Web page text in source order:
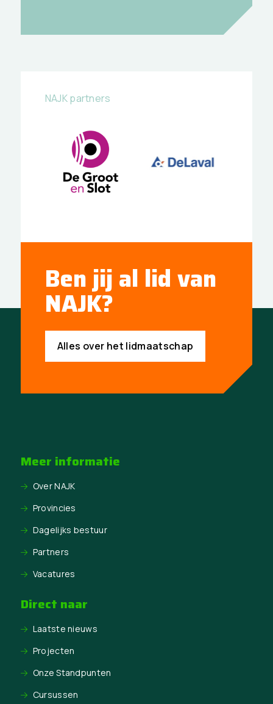
NAJK partners
Ben jij al lid van
NAJK?
Alles over het lidmaatschap
Meer informatie
Over NAJK
Provincies
Dagelijks bestuur
Partners
Vacatures
Direct naar
Laatste nieuws
Projecten
Onze Standpunten
Cursussen